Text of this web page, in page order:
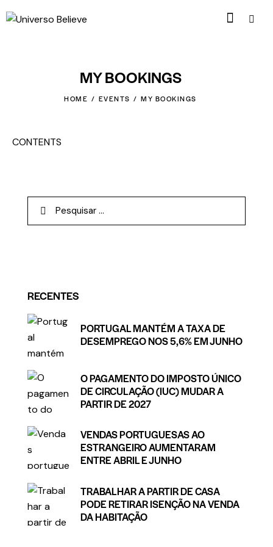
MY BOOKINGS
HOME EVENTS MY BOOKINGS
CONTENTS
RECENTES
PORTUGAL MANTÉM A TAXA DE
DESEMPREGO NOS 5,6% EM JUNHO
O PAGAMENTO DO IMPOSTO ÚNICO
DE CIRCULAÇÃO (IUC) MUDAR A
PARTIR DE 2027
VENDAS PORTUGUESAS AO
ESTRANGEIRO AUMENTARAM
ENTRE ABRIL E JUNHO
TRABALHAR A PARTIR DE CASA
PODE RETIRAR ISENÇÃO NA VENDA
DA HABITAÇÃO